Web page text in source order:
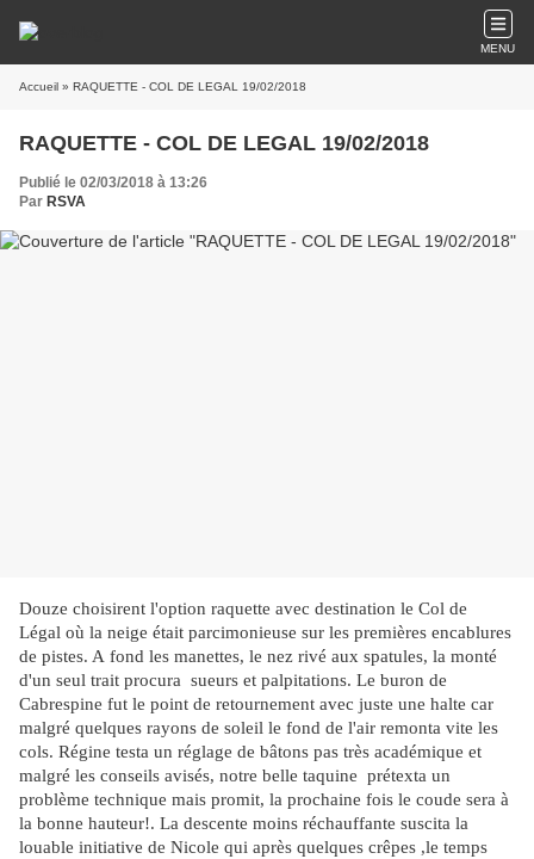
MENU
Accueil » RAQUETTE - COL DE LEGAL 19/02/2018
RAQUETTE - COL DE LEGAL 19/02/2018
Publié le 02/03/2018 à 13:26
Par RSVA
Douze choisirent l'option raquette avec destination le Col de
Légal où la neige était parcimonieuse sur les premières encablures
de pistes. A fond les manettes, le nez rivé aux spatules, la monté
d'un seul trait procura sueurs et palpitations. Le buron de
Cabrespine fut le point de retournement avec juste une halte car
malgré quelques rayons de soleil le fond de l'air remonta vite les
cols. Régine testa un réglage de bâtons pas très académique et
malgré les conseils avisés, notre belle taquine prétexta un
problème technique mais promit, la prochaine fois le coude sera à
la bonne hauteur!. La descente moins réchauffante suscita la
louable initiative de Nicole qui après quelques crêpes ,le temps